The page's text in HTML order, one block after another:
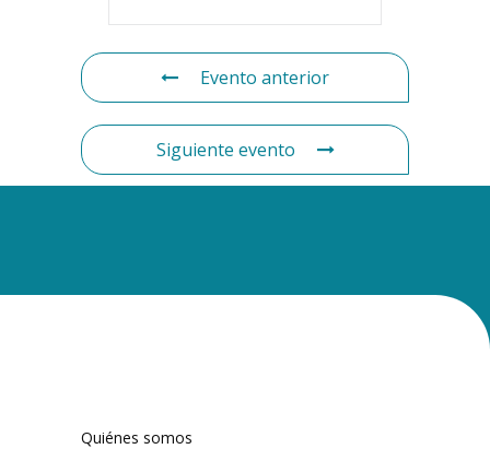
Evento anterior
Siguiente evento
Quiénes somos